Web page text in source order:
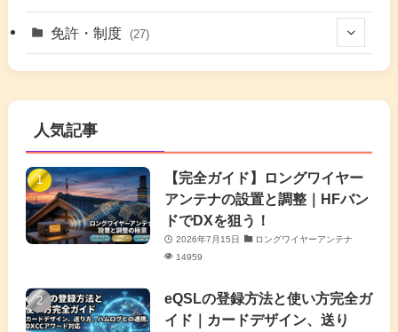
(17)
(6)
(1)
(4)
(3)
(7) (7)
(16)
(7)
(6)
(63)
(7)
(5)
(4)
(2)
免許・制度 (27)
(5)
(4)
(1)
人気記事
【完全ガイド】ロングワイヤー
アンテナの設置と調整｜HFバン
ドでDXを狙う！
2026年7月15日
ロングワイヤーアンテナ
14959
eQSLの登録方法と使い方完全ガ
イド｜カードデザイン、送り